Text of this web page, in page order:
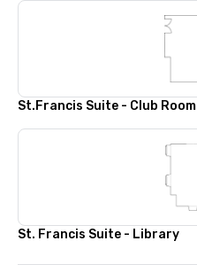
St.Francis Suite - Club Room
St. Francis Suite - Library